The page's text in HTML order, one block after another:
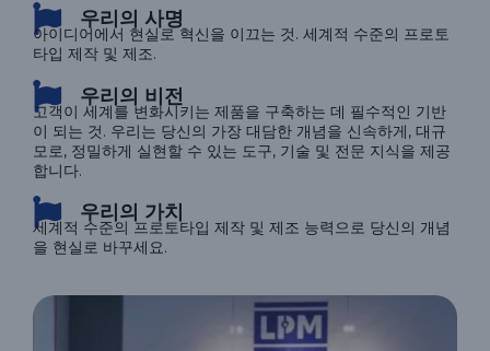
우리의 사명
아이디어에서 현실로 혁신을 이끄는 것. 세계적 수준의 프로토
타입 제작 및 제조.
우리의 비전
고객이 세계를 변화시키는 제품을 구축하는 데 필수적인 기반
이 되는 것. 우리는 당신의 가장 대담한 개념을 신속하게, 대규
모로, 정밀하게 실현할 수 있는 도구, 기술 및 전문 지식을 제공
합니다.
우리의 가치
세계적 수준의 프로토타입 제작 및 제조 능력으로 당신의 개념
을 현실로 바꾸세요.